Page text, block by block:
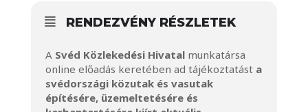
RENDEZVÉNY RÉSZLETEK
A Svéd Közlekedési Hivatalmunkatársa
online előadás keretében ad tájékoztatást a
svédországi közutak és vasutak
építésére, üzemeltetésére és